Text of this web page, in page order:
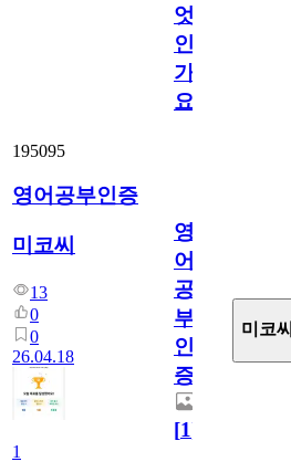
엇
인
가
요?
195095
영어공부인증
미코씨
13
0
0
26.04.18
1
영
어
공
부
인
증
[1]
미코씨